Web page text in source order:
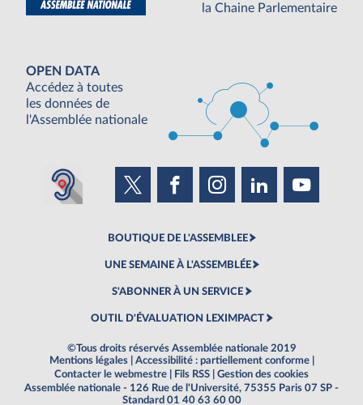
la Chaine Parlementaire
OPEN DATA
Accédez à toutes
les données de
l'Assemblée nationale
BOUTIQUE DE L'ASSEMBLEE
UNE SEMAINE À L'ASSEMBLÉE
S'ABONNER À UN SERVICE
OUTIL D'ÉVALUATION LEXIMPACT
©Tous droits réservés Assemblée nationale 2019
Mentions légales
Accessibilité : partiellement conforme
Contacter le webmestre
Fils RSS
Gestion des cookies
Assemblée nationale - 126 Rue de l'Université, 75355 Paris 07 SP -
Standard 01 40 63 60 00